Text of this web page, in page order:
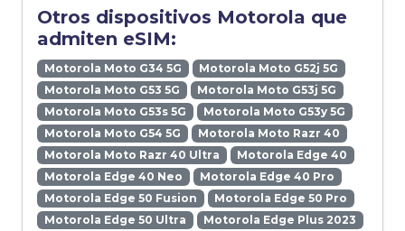
Otros dispositivos Motorola que
admiten eSIM:
Motorola Moto G34 5G
Motorola Moto G52j 5G
Motorola Moto G53 5G
Motorola Moto G53j 5G
Motorola Moto G53s 5G
Motorola Moto G53y 5G
Motorola Moto G54 5G
Motorola Moto Razr 40
Motorola Moto Razr 40 Ultra
Motorola Edge 40
Motorola Edge 40 Neo
Motorola Edge 40 Pro
Motorola Edge 50 Fusion
Motorola Edge 50 Pro
Motorola Edge 50 Ultra
Motorola Edge Plus 2023